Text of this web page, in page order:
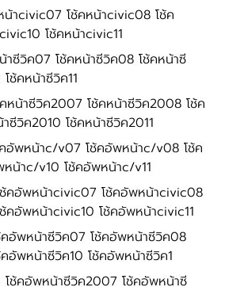
าcivic07 โช้คหน้าcivic08 โช้ค
โช้คหน้าcivic11
าซีวิค07 โช้คหน้าซีวิค08 โช้คหน้าซี
ช้คหน้าซีวิค11
หน้าซีวิค2007 โช้คหน้าซีวิค2008 โช้ค
ซีวิค2010 โช้คหน้าซีวิค2011
อัพหน้าc/v07 โช้คอัพหน้าc/v08 โช้ค
น้าc/v10 โช้คอัพหน้าc/v11
คอัพหน้าcivic07 โช้คอัพหน้าcivic08
อัพหน้าcivic10 โช้คอัพหน้าcivic11
อัพหน้าซีวิค07 โช้คอัพหน้าซีวิค08
อัพหน้าซีวิค10 โช้คอัพหน้าซีวิค1
ช้คอัพหน้าซีวิค2007 โช้คอัพหน้าซี